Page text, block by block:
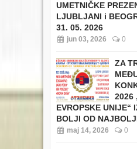
UMETNIČKE
LJUBLJANI i
31. 05. 2026
jun 03, 2026 0
ZA
2026
EVROPSKE UNIJE“
BOLJI OD
maj 14, 2026 0